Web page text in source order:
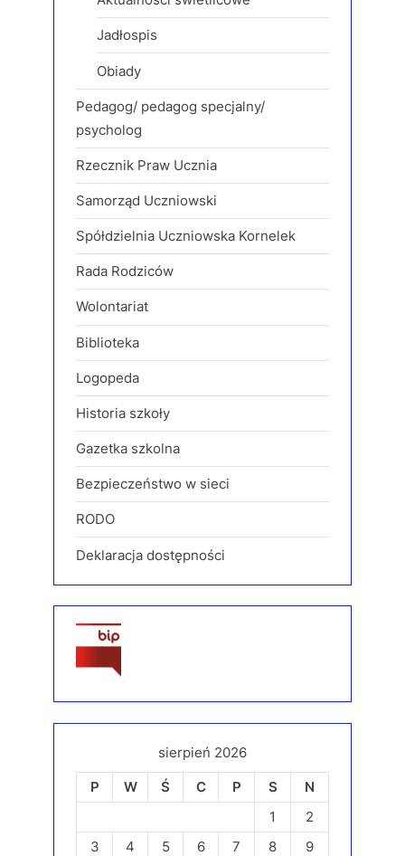
Jadłospis
Obiady
Pedagog/ pedagog specjalny/
psycholog
Rzecznik Praw Ucznia
Samorząd Uczniowski
Spółdzielnia Uczniowska Kornelek
Rada Rodziców
Wolontariat
Biblioteka
Logopeda
Historia szkoły
Gazetka szkolna
Bezpieczeństwo w sieci
RODO
Deklaracja dostępności
sierpień 2026
P
W Ś C P S
N
1
2
3
4 5 6 7 8
9